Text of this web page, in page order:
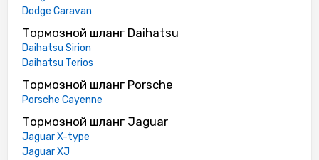
Dodge Caravan
Тормозной шланг Daihatsu
Daihatsu Sirion
Daihatsu Terios
Тормозной шланг Porsche
Porsche Cayenne
Тормозной шланг Jaguar
Jaguar X-type
Jaguar XJ